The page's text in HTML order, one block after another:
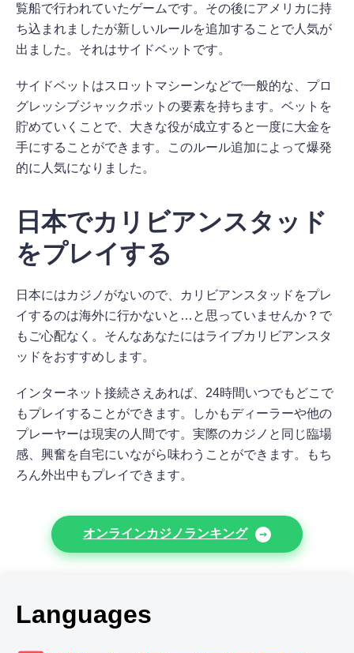
覧船で行われていたゲームです。その後にアメリカに持
ち込まれましたが新しいルールを追加することで人気が
出ました。それはサイドベットです。
サイドベットはスロットマシーンなどで一般的な、プロ
グレッシブジャックポットの要素を持ちます。ベットを
貯めていくことで、大きな役が成立すると一度に大金を
手にすることができます。このルール追加によって爆発
的に人気になりました。
日本でカリビアンスタッド
をプレイする
日本にはカジノがないので、カリビアンスタッドをプレ
イするのは海外に行かないと…と思っていませんか？で
もご心配なく。そんなあなたにはライブカリビアンスタ
ッドをおすすめします。
インターネット接続さえあれば、24時間いつでもどこで
もプレイすることができます。しかもディーラーや他の
プレーヤーは現実の人間です。実際のカジノと同じ臨場
感、興奮を自宅にいながら味わうことができます。もち
ろん外出中もプレイできます。
オンラインカジノランキング
Languages